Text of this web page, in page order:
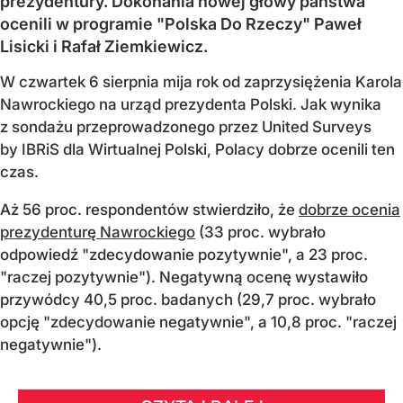
ocenili w programie "Polska Do Rzeczy" Paweł
Lisicki i Rafał Ziemkiewicz.
W czwartek 6 sierpnia mija rok od zaprzysiężenia Karola
Nawrockiego na urząd prezydenta Polski. Jak wynika
z sondażu przeprowadzonego przez United Surveys
by IBRiS dla Wirtualnej Polski, Polacy dobrze ocenili ten
czas.
Aż 56 proc. respondentów stwierdziło, że dobrze ocenia
prezydenturę Nawrockiego (33 proc. wybrało
odpowiedź "zdecydowanie pozytywnie", a 23 proc.
"raczej pozytywnie"). Negatywną ocenę wystawiło
przywódcy 40,5 proc. badanych (29,7 proc. wybrało
opcję "zdecydowanie negatywnie", a 10,8 proc. "raczej
negatywnie").